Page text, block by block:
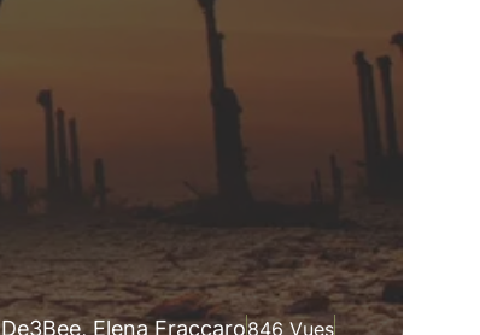
De3Bee, Elena Fraccaro846 Vues